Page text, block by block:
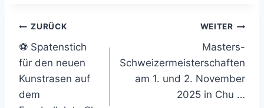
Beitragsnavigation
ZURÜCK
⚽ Spatenstich
für den neuen
Kunstrasen auf
dem
WEITER
Masters-
Schweizermeisterschaften
am 1. und 2. November
2025 in Chu …